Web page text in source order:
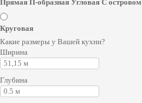
Прямая П-образная Угловая С островом
Круговая
Какие размеры у Вашей кухни?
Ширина
Глубина